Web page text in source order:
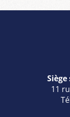
11